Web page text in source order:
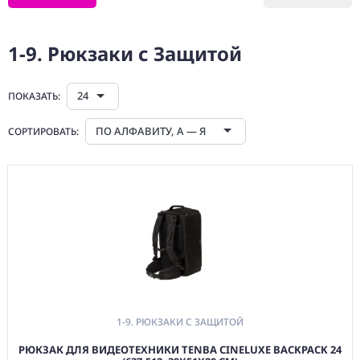
(PWR)
ЭЛЕКТРОПИТАНИЕ
(DAT) НОСИТЕЛИ
ИНФОРМАЦИИ
(BAG) ХРАНЕНИЕ и
ЭКИПИРОВКА
1-9. Рюкзаки с
1-9. Рюкзаки с Защитой
ПОКАЗАТЬ: 24
СОРТИРОВАТЬ: ПО АЛФАВИТУ, А — Я
1-9. РЮКЗАКИ С ЗАЩИТОЙ
РЮКЗАК ДЛЯ ВИДЕОТЕХНИКИ TENBA CINELUXE BACKPACK 24